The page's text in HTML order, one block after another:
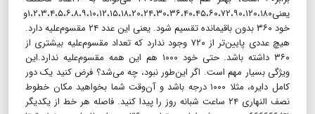
یعنی۱،۲،۳،۴،۵،۶،۸،۹،۱۰،۱۲،۱۵،۱۸،۲۰،۲۴،۳۰،۳۶،۴۰،۴۵،۶۰،۷۲،۹۰،۱۲۰،۱۸۰و
خود ۳۶۰ بدون باقیمانده تقسیم شود. یعنی این عدد ۲۴ مقسوم‌علیه دارد.
هیچ عددی پایین‌تر از ۷۲۰ وجود ندارد که تعداد مقسوم‌علیه بیشتری از
۳۶۰ داشته باشد. حتی خود ۱۰۰۰ هم این همه مقسوم‌علیه ندارد.این
ویژگی بسیار مهم است. اگر این‌طور نبود، چه می‌شد؟ فرض کنید یک دور
کامل دایره، مثلا ۱۰۰۰ درجه باشد و آن‌وقت شما بخواهید مکان خطوط
نصف النهاری ۲۴ ساعت شبانه روز را پیدا کنید. فاصله هر خط از یکدیگر